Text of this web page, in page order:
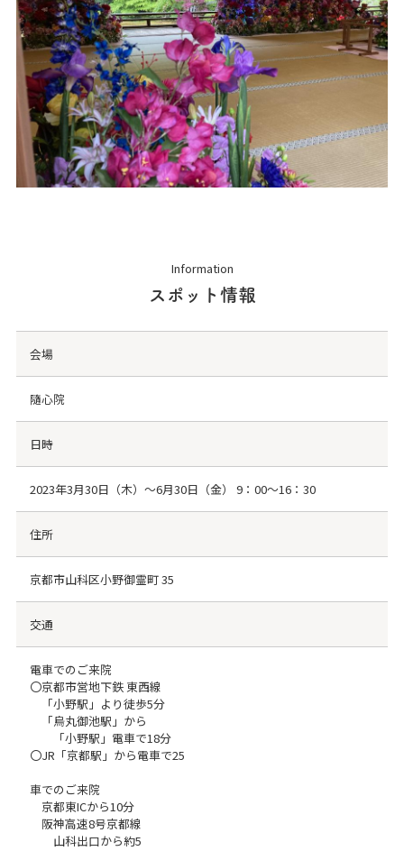
Information
スポット情報
会場
隨心院
日時
2023年3月30日（木）～6月30日（金） 9：00～16：30
住所
京都市山科区小野御霊町 35
交通
電車でのご来院
〇京都市営地下鉄 東西線
「小野駅」より徒歩5分
「烏丸御池駅」から
「小野駅」電車で18分
〇JR「京都駅」から電車で25
車でのご来院
京都東ICから10分
阪神高速8号京都線
山科出口から約5